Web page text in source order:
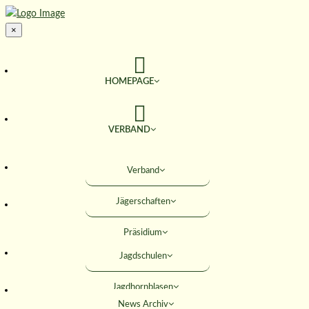
×
HOMEPAGE
VERBAND
Verband
Jägerschaften
Präsidium
TERMINE
JAGD & NATUR
Jagdschulen
Jagdhornblasen
SERVICE
News Archiv
AKTIVITÄTEN